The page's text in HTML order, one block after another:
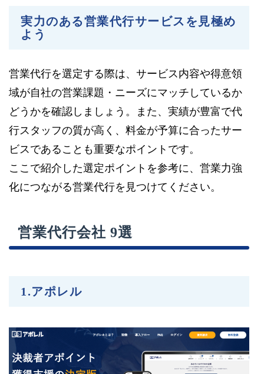
実力のある営業代行サービスを見極め
よう
営業代行を選定する際は、サービス内容や得意領
域が自社の営業課題・ニーズにマッチしているか
どうかを確認しましょう。また、実績が豊富で代
行スタッフの質が高く、料金が予算に合ったサー
ビスであることも重要なポイントです。
ここで紹介した選定ポイントを参考に、営業力強
化につながる営業代行を見つけてください。
営業代行会社 9選
1.アポレル